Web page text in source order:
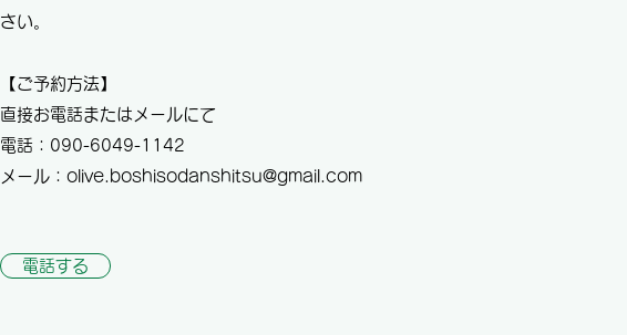
さい。
【ご予約方法】
​直接お電話またはメールにて
電話：090-6049-1142
メール： olive.boshisodanshitsu@gmail.com
電話する